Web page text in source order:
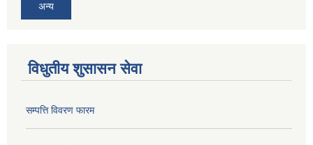
अन्य
विधुतीय शुसासन सेवा
सम्पत्ति विवरण फारम